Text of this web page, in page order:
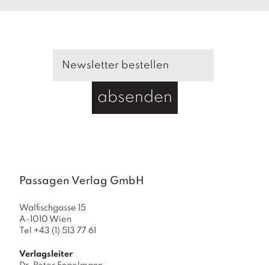
absenden
Passagen Verlag GmbH
Walfischgasse 15
A-1010 Wien
Tel +43 (1) 513 77 61
Verlagsleiter